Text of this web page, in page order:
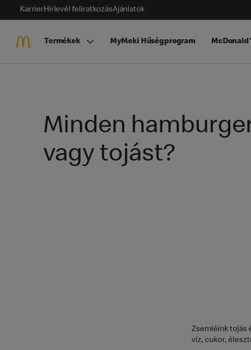
KarrierHírlevél feliratkozásAjánlatok
Termékek MyMeki Hűségprogram
Minden
vagy tojást?
Zsemléink tojás
víz, cukor,